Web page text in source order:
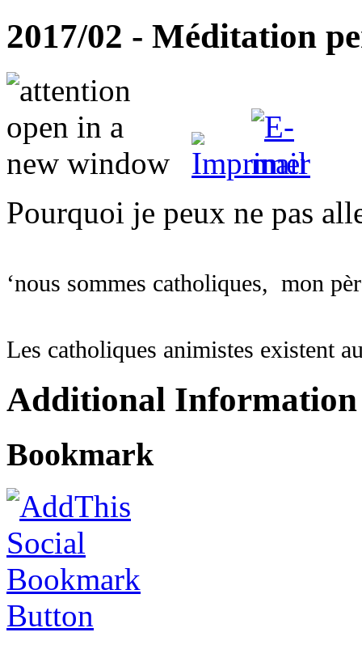
2017/02 - Méditation
Pourquoi je peux ne pas
‘nous sommes catholiques, mon
Les catholiques animistes existent
Additional Information
Bookmark